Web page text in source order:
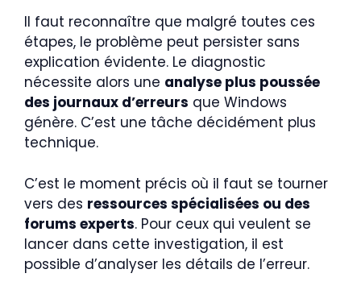
Il faut reconnaître que malgré toutes ces
étapes, le problème peut persister sans
explication évidente. Le diagnostic
nécessite alors une analyse plus poussée
des journaux d’erreurs que Windows
génère. C’est une tâche décidément plus
technique.
C’est le moment précis où il faut se tourner
vers des ressources spécialisées ou des
forums experts. Pour ceux qui veulent se
lancer dans cette investigation, il est
possible d’analyser les détails de l’erreur.